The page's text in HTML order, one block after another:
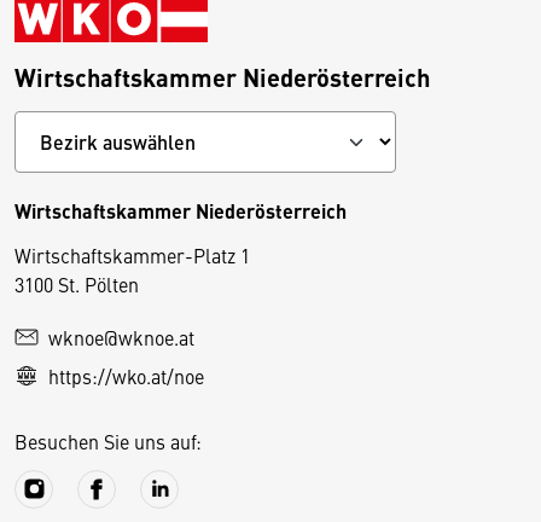
Wirtschaftskammer Niederösterreich
Wirtschaftskammer Niederösterreich
Wirtschaftskammer-Platz 1
3100 St. Pölten
wknoe@wknoe.at
https://wko.at/noe
Besuchen Sie uns auf:
D
e
s
S
e